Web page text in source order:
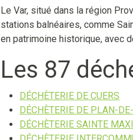
Le Var, situé dans la région
stations balnéaires, comme
en patrimoine historique, avec
Les 87
DÉCHÈTERIE DE CUERS
DÉCHÈTERIE DE PLAN-
DÉCHÈTERIE SAINTE